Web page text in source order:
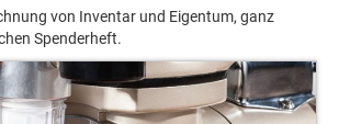
von Inventar und Eigentum, ganz
Spenderheft.